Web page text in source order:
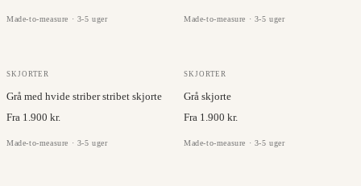
Made-to-measure · 3-5 uger Made-to-measure · 3-5 uger
SKJORTER
Grå med hvide striber stribet skjorte
Fra 1.900 kr.
Made-to-measure · 3-5 uger
RUKI
SKJORTER
Grå skjorte
Fra 1.900 kr.
Made-to-measure · 3-5 uger